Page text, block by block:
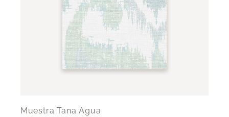
Muestra Tana Agua